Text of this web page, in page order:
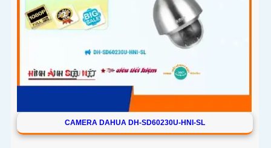
CAMERA DAHUA DH-SD60230U-HNI-SL